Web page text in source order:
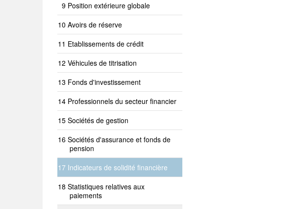
Position extérieure globale
Avoirs de réserve
Etablissements de crédit
Véhicules de titrisation
Fonds d'investissement
Professionnels du secteur financier
Sociétés de gestion
Sociétés d'assurance et fonds de
pension
Indicateurs de solidité financière
Statistiques relatives aux
paiements